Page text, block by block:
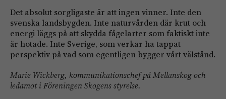
Det absolut sorgligaste är att ingen vinner. Inte den
svenska landsbygden. Inte naturvården där krut och
energi läggs på att skydda fågelarter som faktiskt inte
är hotade. Inte Sverige, som verkar ha tappat
perspektiv på vad som egentligen bygger vårt välstånd.
Marie Wickberg, kommunikationschef på Mellanskogoch
ledamot i Föreningen Skogens styrelse.